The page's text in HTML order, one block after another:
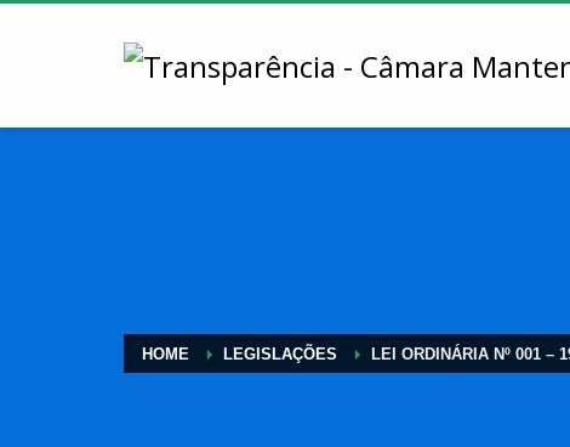
HOME LEGISLAÇÕES LEI ORDINÁRIA Nº 001 –